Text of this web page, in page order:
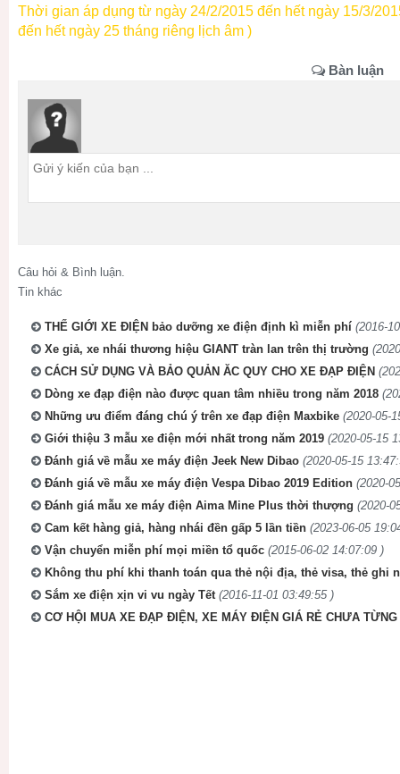
Thời gian áp dụng từ ngày 24/2/2015 đến hết ngày 15/3/
đến hết ngày 25 tháng riêng lịch âm )
Bàn luận
Câu hỏi & Bình luận.
Tin khác
THẾ GIỚI XE ĐIỆN bảo dưỡng xe điện định kì miễn phí (2016-
Xe giả, xe nhái thương hiệu GIANT tràn lan trên thị trường
CÁCH SỬ DỤNG VÀ BẢO QUẢN ĂC QUY CHO XE ĐẠP ĐIỆN
Dòng xe đạp điện nào được quan tâm nhiều trong năm 2018
Những ưu điểm đáng chú ý trên xe đạp điện Maxbike (2020-05-
Giới thiệu 3 mẫu xe điện mới nhất trong năm 2019 (2020-05-15
Đánh giá về mẫu xe máy điện Jeek New Dibao (2020-05-15
Đánh giá về mẫu xe máy điện Vespa Dibao 2019 Edition (2020-
Đánh giá mẫu xe máy điện Aima Mine Plus thời thượng (2020-
Cam kết hàng giả, hàng nhái đền gấp 5 lần tiền (2023-06-05
Vận chuyển miễn phí mọi miền tổ quốc (2015-06-02 14:07:09 )
Không thu phí khi thanh toán qua thẻ nội địa, thẻ visa, thẻ ghi
Sắm xe điện xịn vi vu ngày Tết (2016-11-01 03:49:55 )
CƠ HỘI MUA XE ĐẠP ĐIỆN, XE MÁY ĐIỆN GIÁ RẺ CHƯA TỪNG